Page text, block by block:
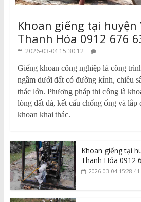
Khoan giếng tại huyện
Thanh Hóa 0912 676
2026-03-04 15:30:12
Giếng khoan công nghiệp là công
ngầm dưới đất có đường kính, chiều
thác lớn. Phương pháp thi công là
lòng đất đá, kết cấu chống ống và lắp
khoan khai thác.
Khoan giếng tại
Thanh Hóa 0912
2026-03-04 15:28:41